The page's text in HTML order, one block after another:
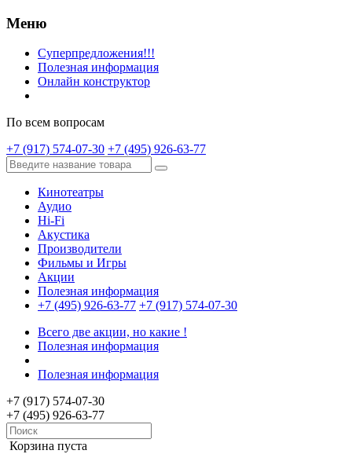
Меню
Суперпредложения!!!
Полезная информация
Онлайн конструктор
По всем вопросам
+7 (917) 574-07-30 +7 (495) 926-63-77
Кинотеатры
Аудио
Hi-Fi
Акустика
Производители
Фильмы и Игры
Акции
Полезная информация
+7 (495) 926-63-77 +7 (917) 574-07-30
Всего две акции, но какие !
Полезная информация
Полезная информация
+7 (917) 574-07-30
+7 (495) 926-63-77
Корзина пуста